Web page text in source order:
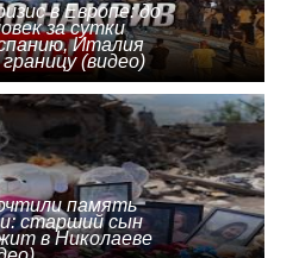
в Европе: до
за сутки
Италия
(видео)
память
старший сын
в Николаеве